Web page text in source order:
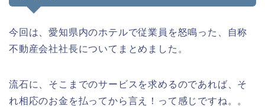
今回は、愛知県内のホテルで従業員を怒鳴った、自称
不動産会社社長についてまとめました。
流石に、そこまでのサービスを求めるのであれば、そ
れ相応のお金を払ってから言え！って感じですね。。